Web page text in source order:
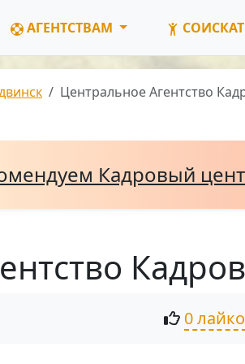
АГЕНТСТВАМ
Центральное Агентство
Кадровый
Кадров
0